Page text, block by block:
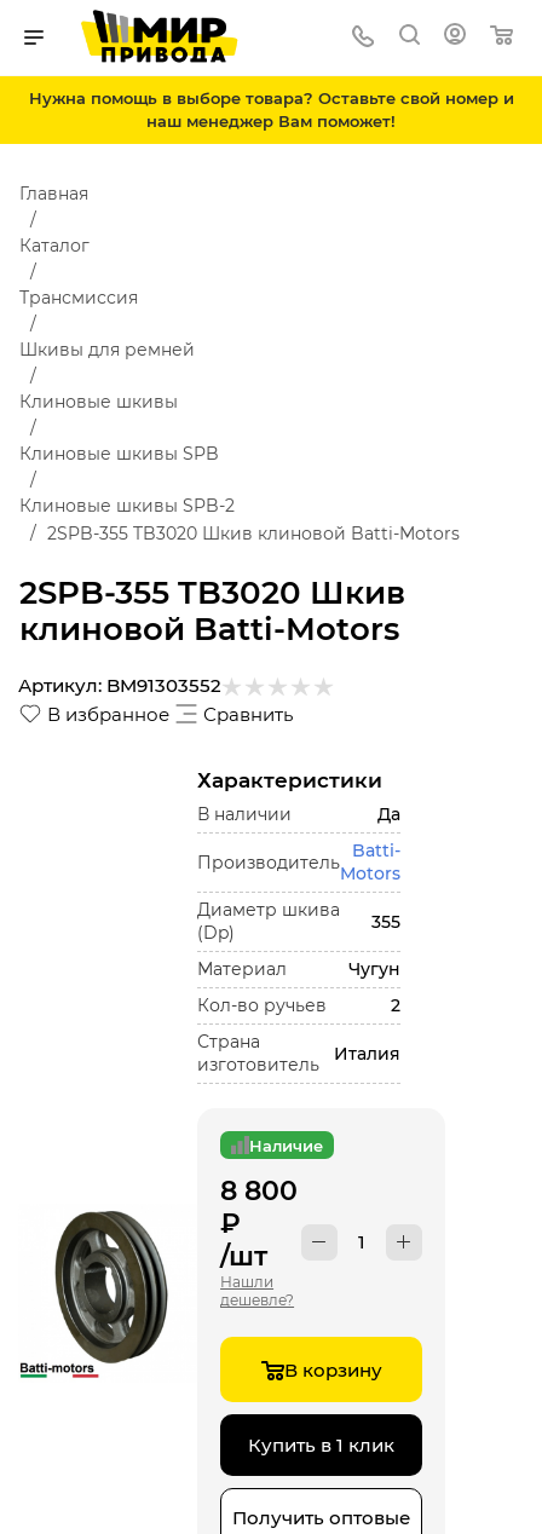
Нужна помощь в выборе товара? Оставьте свой номер и
наш менеджер Вам поможет!
2SPB-355 TB3020 Шкив
клиновой Batti-Motors
Главная
Каталог
Трансмиссия
Шкивы для ремней
Клиновые шкивы
Клиновые шкивы SPB
Клиновые шкивы SPB-2
2SPB-355 TB3020 Шкив клиновой Batti-Motors
В избранное Сравнить
Артикул: BM91303552
Характеристики
В наличии Да
Производитель
Batti-
Motors
Диаметр шкива
(Dp)
355
Материал
Чугун
Кол-во ручьев
2
Страна
изготовитель
Италия
Наличие
8 800
₽
/шт
Нашли
дешевле?
В корзину
Купить в 1 клик
Получить оптовые